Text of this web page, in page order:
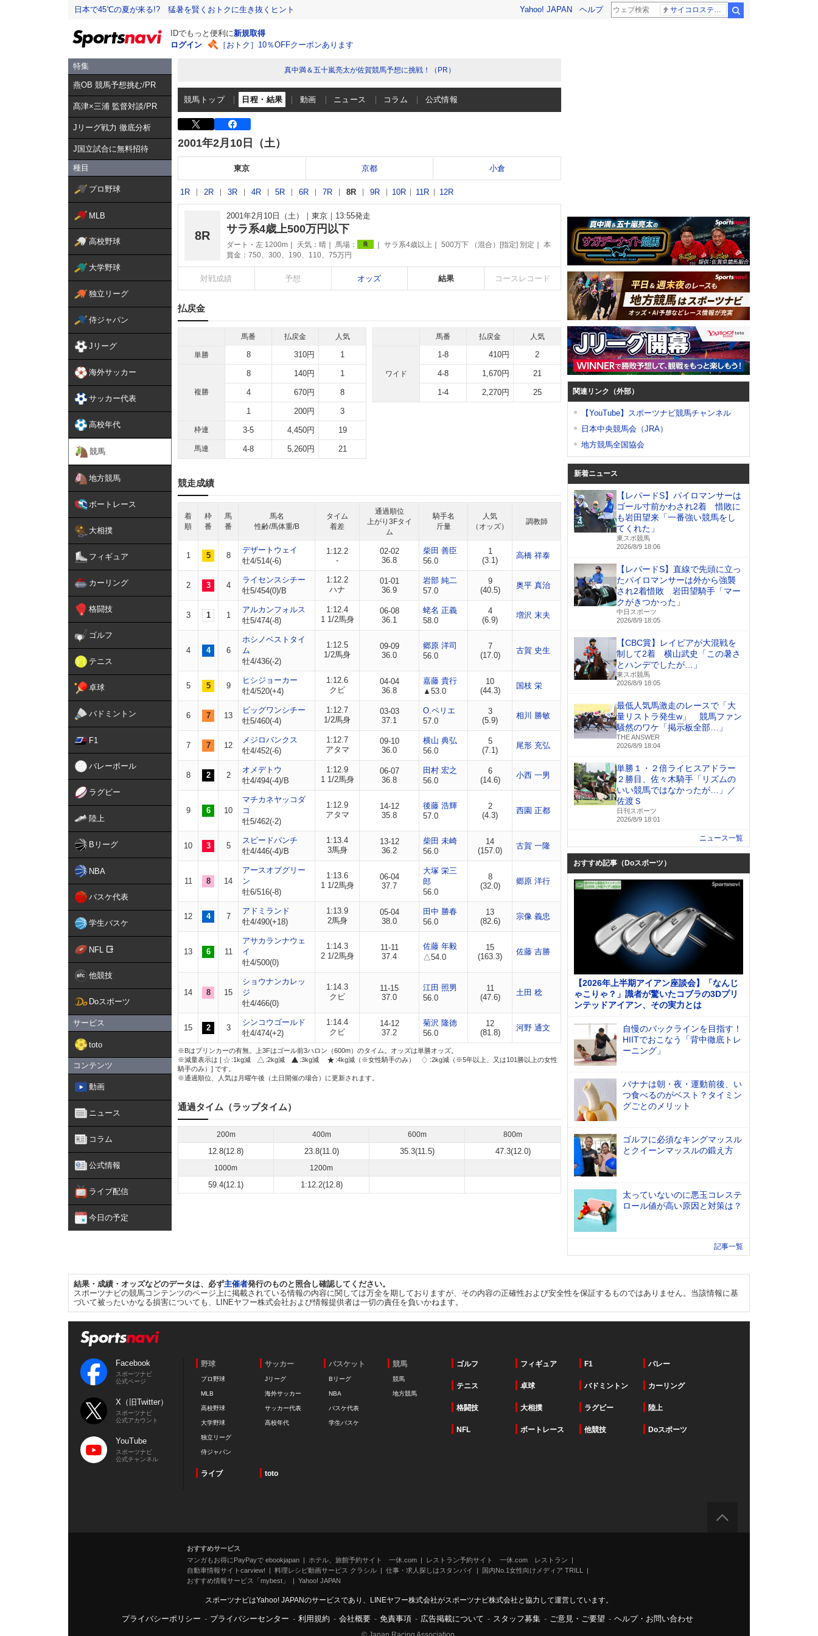
日本で45℃の夏が来る!? 猛暑を賢くおトクに生き抜くヒント Yahoo! JAPAN ヘルプ
IDでもっと便利に新規取得
ログイン
［おトク］10％OFFクーポンあります
特集
燕OB 競馬予想挑む/PR
髙津×三浦 監督対談/PR
Jリーグ戦力 徹底分析
J国立試合に無料招待
種目
プロ野球
MLB
高校野球
大学野球
独立リーグ
侍ジャパン
Jリーグ
海外サッカー
サッカー代表
高校年代
競馬
地方競馬
ボートレース
大相撲
フィギュア
カーリング
格闘技
ゴルフ
テニス
卓球
バドミントン
F1
バレーボール
ラグビー
陸上
Bリーグ
NBA
バスケ代表
学生バスケ
NFL
他競技
Doスポーツ
サービス
toto
コンテンツ
動画
ニュース
コラム
公式情報
ライブ配信
今日の予定
真中満＆五十嵐亮太が佐賀競馬予想に挑戦！（PR）
競馬トップ 日程・結果 動画 ニュース コラム 公式情報
2001年2月10日（土）
東京 京都 小倉
1R 2R 3R 4R 5R 6R 7R 8R 9R 10R 11R 12R
8R
2001年2月10日（土） 東京 13:55発走
サラ系4歳上500万円以下
ダート・左 1200m 天気： 晴 馬場： 良 サラ系4歳以上 500万下 （混合）[指定] 別定
本
賞金：750、300、190、110、75万円
対戦成績 予想 オッズ 結果 コースレコード
払戻金
馬番 払戻金 人気
単勝 8 310円 1
複勝
8 140円 1
4 670円 8
1 200円 3
枠連 3-5 4,450円 19
馬連 4-8 5,260円 21
馬番 払戻金 人気
ワイド
1-8 410円 2
4-8 1,670円 21
1-4 2,270円 25
競走成績
着
順
枠
番
馬
番
馬名
性齢/馬体重/B
タイム
着差
通過順位
上がり3Fタイ
ム
騎手名
斤量
人気
（オッズ）
調教師
1 5 8
デザートウェイ
牡4/514(-6)
1:12.2
-
02-02
36.8
柴田 善臣
56.0
1
(3.1)
高橋 祥泰
2 3 4
ライセンスシチー
牡5/454(0)/B
1:12.2
ハナ
01-01
36.9
岩部 純二
57.0
9
(40.5)
奥平 真治
3 1 1
アルカンフォルス
牡5/474(-8)
1:12.4
1 1/2馬身
06-08
36.1
蛯名 正義
58.0
4
(6.9)
増沢 末夫
4 4 6
ホシノベストタイ
ム
牡4/436(-2)
1:12.5
1/2馬身
09-09
36.0
郷原 洋司
56.0
7
(17.0)
古賀 史生
5 5 9
ヒシジョーカー
牡4/520(+4)
1:12.6
クビ
04-04
36.8
嘉藤 貴行
▲53.0
10
(44.3)
国枝 栄
6 7 13
ビッグワンシチー
牡5/460(-4)
1:12.7
1/2馬身
03-03
37.1
O.ペリエ
57.0
3
(5.9)
相川 勝敏
7 7 12
メジロバンクス
牡4/452(-6)
1:12.7
アタマ
09-10
36.0
横山 典弘
56.0
5
(7.1)
尾形 充弘
8 2 2
オメデトウ
牡4/494(-4)/B
1:12.9
1 1/2馬身
06-07
36.8
田村 宏之
56.0
6
(14.6)
小西 一男
9 6 10
マチカネヤッコダ
コ
牡5/462(-2)
1:12.9
アタマ
14-12
35.8
後藤 浩輝
57.0
2
(4.3)
西園 正都
10 3 5
スピードパンチ
牡4/446(-4)/B
1:13.4
3馬身
13-12
36.2
柴田 未崎
56.0
14
(157.0)
古賀 一隆
11 8 14
アースオブグリー
ン
牡6/516(-8)
1:13.6
1 1/2馬身
06-04
37.7
大塚 栄三
郎
56.0
8
(32.0)
郷原 洋行
12 4 7
アドミランド
牡4/490(+18)
1:13.9
2馬身
05-04
38.0
田中 勝春
56.0
13
(82.6)
宗像 義忠
13 6 11
アサカランナウェ
イ
牡4/500(0)
1:14.3
2 1/2馬身
11-11
37.4
佐藤 年毅
△54.0
15
(163.3)
佐藤 吉勝
14 8 15
ショウナンカレッ
ジ
牡4/466(0)
1:14.3
クビ
11-15
37.0
江田 照男
56.0
11
(47.6)
土田 稔
15 2 3
シンコウゴールド
牡4/474(+2)
1:14.4
クビ
14-12
37.2
菊沢 隆徳
56.0
12
(81.8)
河野 通文
※Bはブリンカーの有無。上3Fはゴール前3ハロン（600m）のタイム。オッズは単勝オッズ。
※減量表示は [
:1kg減 :2kg減 :3kg減 :4kg減（※女性騎手のみ）
:2kg減（※5年以上、又は101勝以上の女性
騎手のみ）] です。
※通過順位、人気は月曜午後（土日開催の場合）に更新されます。
通過タイム（ラップタイム）
200m 400m 600m 800m
12.8(12.8) 23.8(11.0) 35.3(11.5) 47.3(12.0)
1000m 1200m
59.4(12.1) 1:12.2(12.8)
関連リンク（外部）
【YouTube】スポーツナビ競馬チャンネル
日本中央競馬会（JRA）
地方競馬全国協会
新着ニュース
【レパードS】パイロマンサーは
ゴール寸前かわされ2着 惜敗に
も岩田望来「一番強い競馬をし
てくれた」
東スポ競馬
2026/8/9 18:06
【レパードS】直線で先頭に立っ
たパイロマンサーは外から強襲
され2着惜敗 岩田望騎手「マー
クがきつかった」
中日スポーツ
2026/8/9 18:05
【CBC賞】レイピアが大混戦を
制して2着 横山武史「この暑さ
とハンデでしたが…」
東スポ競馬
2026/8/9 18:05
最低人気馬激走のレースで「大
量リストラ発生w」 競馬ファン
騒然のワケ「掲示板全部…」
THE ANSWER
2026/8/9 18:04
単勝１・２倍ライヒスアドラー
２勝目、佐々木騎手「リズムの
いい競馬ではなかったが…」／
佐渡Ｓ
日刊スポーツ
2026/8/9 18:01
ニュース一覧
おすすめ記事（Doスポーツ）
【2026年上半期アイアン座談会】「なんじ
ゃこりゃ？」識者が驚いたコブラの3Dプリ
ンテッドアイアン、その実力とは
自慢のバックラインを目指す！
HIITでおこなう「背中徹底トレ
ーニング」
バナナは朝・夜・運動前後、い
つ食べるのがベスト？タイミン
グごとのメリット
ゴルフに必須なキングマッスル
とクイーンマッスルの鍛え方
太っていないのに悪玉コレステ
ロール値が高い原因と対策は？
記事一覧
結果・成績・オッズなどのデータは、必ず主催者発行のものと照合し確認してください。
スポーツナビの競馬コンテンツのページ上に掲載されている情報の内容に関しては万全を期しておりますが、その内容の正確性および安全性を保証するものではありません。当該情報に基
づいて被ったいかなる損害についても、LINEヤフー株式会社および情報提供者は一切の責任を負いかねます。
Facebook
スポーツナビ
公式ページ
X（旧Twitter）
スポーツナビ
公式アカウント
YouTube
スポーツナビ
公式チャンネル
野球
プロ野球
MLB
高校野球
大学野球
独立リーグ
侍ジャパン
サッカー
Jリーグ
海外サッカー
サッカー代表
高校年代
バスケット
Bリーグ
NBA
バスケ代表
学生バスケ
競馬
競馬
地方競馬
ゴルフ フィギュア F1 バレー
テニス 卓球 バドミントン カーリング
格闘技 大相撲 ラグビー 陸上
NFL ボートレース 他競技 Doスポーツ
ライブ toto
おすすめサービス
マンガもお得にPayPayで ebookjapan
ホテル、旅館予約サイト 一休.com
レストラン予約サイト 一休.com レストラン
自動車情報サイトcarview!
料理レシピ動画サービス クラシル 仕事・求人探しはスタンバイ
国内No.1女性向けメディア TRILL
おすすめ情報サービス「mybest」
Yahoo! JAPAN
スポーツナビはYahoo! JAPANのサービスであり、LINEヤフー株式会社がスポーツナビ株式会社と協力して運営しています。
プライバシーポリシー - プライバシーセンター - 利用規約 - 会社概要 - 免責事項 - 広告掲載について - スタッフ募集 - ご意見・ご要望 - ヘルプ・お問い合わせ